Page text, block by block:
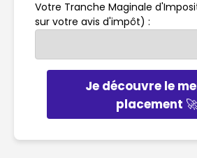
Votre Tranche Maginale
sur votre avis d'impôt) :
Je découvre le
placement 🚀